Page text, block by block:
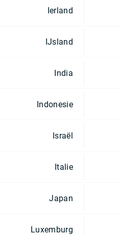
Ierland
IJsland
India
Indonesie
Israël
Italie
Japan
Luxemburg